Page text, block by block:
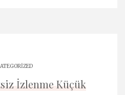
İzlenme Küçük